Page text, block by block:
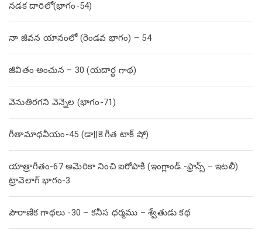
నడక దారిలో(భాగం-54)
నా జీవన యానంలో (రెండవ భాగం) – 54
జీవితం అంచున – 30 (యదార్థ గాథ)
వెనుతిరగని వెన్నెల (భాగం-71)
గీతామాధవీయం-45 (డా||కె.గీత టాక్ షో)
యాత్రాగీతం-67 అమెరికా నించి ఐరోపాకి (ఇంగ్లాండ్ -ఫ్రాన్స్ – ఇటలీ)
ట్రావెలాగ్ భాగం-3
పౌరాణిక గాథలు -30 – కనీస ధర్మము – శ్వేతుడు కథ